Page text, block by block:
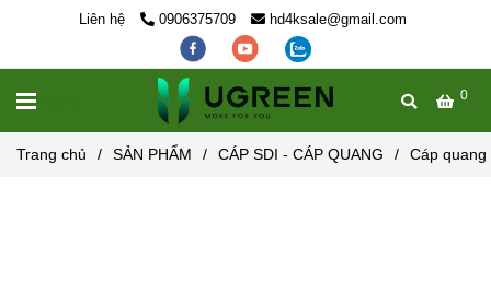
Liên hệ 0906375709 hd4ksale@gmail.com
0
Trang chủ / SẢN PHẨM / CÁP SDI - CÁP QUANG / Cáp quang